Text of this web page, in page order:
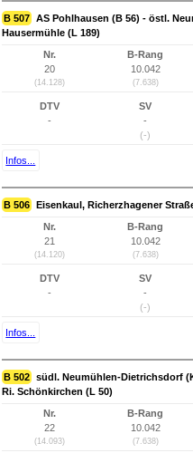
B 507 AS Pohlhausen (B 56) - östl.
Hausermühle (L 189)
Nr.
20
(14.128)
B-Rang
10.042
(7.638)
DTV
-
SV
-
(-)
Infos...
B 506 Eisenkaul, Richerzhagener
Nr.
21
(14.120)
B-Rang
10.042
(7.638)
DTV
-
SV
-
(-)
Infos...
B 502 südl. Neumühlen-Dietrichsdorf
Ri. Schönkirchen (L 50)
Nr.
22
(14.093)
B-Rang
10.042
(7.638)